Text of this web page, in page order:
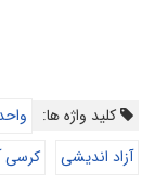
کلید واژه ها:
آزاد اندیشی
کرسی